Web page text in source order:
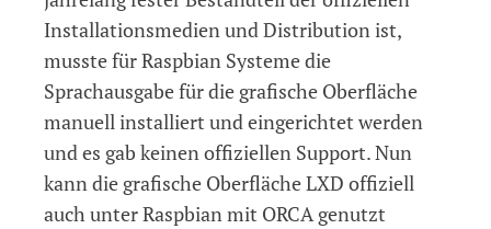
Installationsmedien und Distribution ist,
musste für Raspbian Systeme die
Sprachausgabe für die grafische Oberfläche
manuell installiert und eingerichtet werden
und es gab keinen offiziellen Support. Nun
kann die grafische Oberfläche LXD offiziell
auch unter Raspbian mit ORCA genutzt